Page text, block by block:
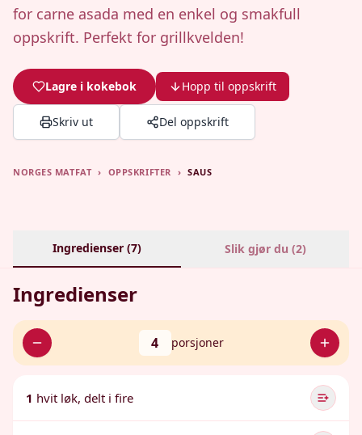
for carne asada med en enkel og smakfull
oppskrift. Perfekt for grillkvelden!
Lagre i kokebok Hopp til oppskrift
Skriv ut Del oppskrift
NORGES MATFAT › OPPSKRIFTER › SAUS
Ingredienser (7) Slik gjør du (2)
Ingredienser
4 porsjoner
1 hvit løk, delt i fire